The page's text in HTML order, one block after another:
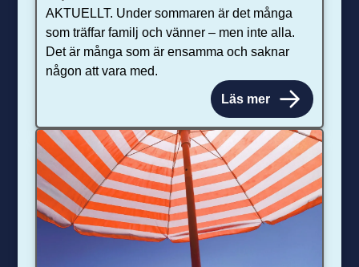
AKTUELLT. Under sommaren är det många
som träffar familj och vänner – men inte alla.
Det är många som är ensamma och saknar
någon att vara med.
Läs mer